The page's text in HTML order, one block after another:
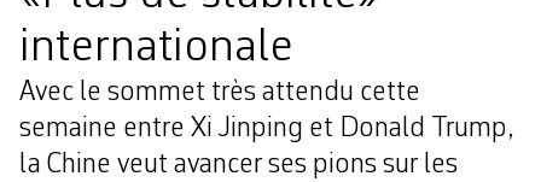
internationale
Avec le sommet très attendu cette
semaine entre Xi Jinping et Donald Trump,
la Chine veut avancer ses pions sur les